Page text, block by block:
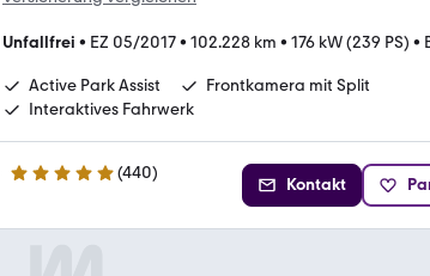
Unfallfrei • EZ 05/2017• 102.228 km • 176 kW (239 PS) •
Active Park Assist
Frontkamera mit Split
Interaktives Fahrwerk
4.8 Sterne (440)
Kontakt